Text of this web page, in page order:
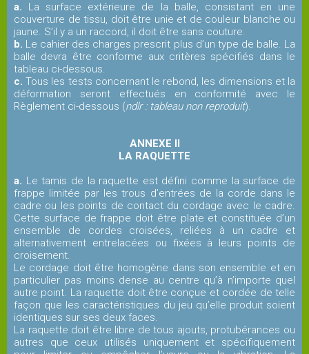
a. La surface extérieure de la balle, consistant en une
couverture de tissu, doit être unie et de couleur blanche ou
jaune. S’il y a un raccord, il doit être sans couture.
b. Le cahier des charges prescrit plus d’un type de balle. La
balle devra être conforme aux critères spécifiés dans le
tableau ci-dessous.
c. Tous les tests concernant le rebond, les dimensions et la
déformation seront effectués en conformité avec le
Règlement ci-dessous (ndlr : tableau non reproduit).
ANNEXE II
LA RAQUETTE
a. Le tamis de la raquette est défini comme la surface de
frappe limitée par les trous d’entrées de la corde dans le
cadre ou les points de contact du cordage avec le cadre.
Cette surface de frappe doit être plate et constituée d’un
ensemble de cordes croisées, reliées à un cadre et
alternativement entrelacées ou fixées à leurs points de
croisement.
Le cordage doit être homogène dans son ensemble et en
particulier pas moins dense au centre qu’à n’importe quel
autre point. La raquette doit être conçue et cordée de telle
façon que les caractéristiques du jeu qu’elle produit soient
identiques sur ses deux faces.
La raquette doit être libre de tous ajouts, protubérances ou
autres que ceux utilisés uniquement et spécifiquement